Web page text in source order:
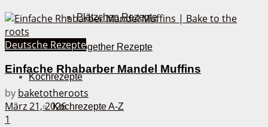
Plätzchen Rezepte
Bake Together Rezepte
Kochrezepte
Kochrezepte A-Z
Deutsche Rezepte
Einfache Rhabarber Mandel Muffins
by baketotheroots
März 21, 2026
1